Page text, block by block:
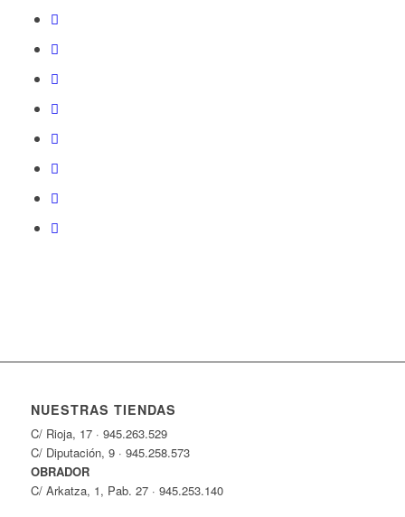
NUESTRAS TIENDAS
C/ Rioja, 17 · 945.263.529
C/ Diputación, 9 · 945.258.573
OBRADOR
C/ Arkatza, 1, Pab. 27 · 945.253.140